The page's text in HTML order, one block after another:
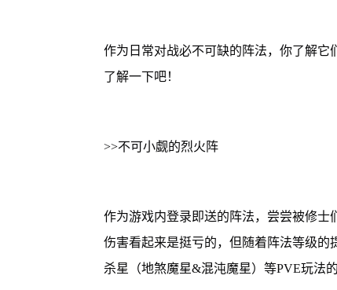
作为日常对战必不可缺的阵法，你了解
了解一下吧！
>>不可小觑的烈火阵
作为游戏内登录即送的阵法，尝尝被修
伤害看起来是挺亏的，但随着阵法等级
杀星（地煞魔星&混沌魔星）等PVE玩法的